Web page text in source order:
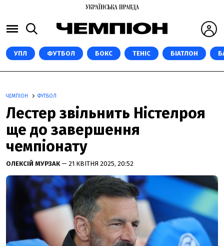
УПЛ ФУТБОЛ БОКС ТЕНІС БІАТЛОН
ЧЕМПІОН ФУТБОЛ
Лестер звільнить Ністелроя
ще до завершення
чемпіонату
ОЛЕКСІЙ МУРЗАК — 21 КВІТНЯ 2025, 20:52